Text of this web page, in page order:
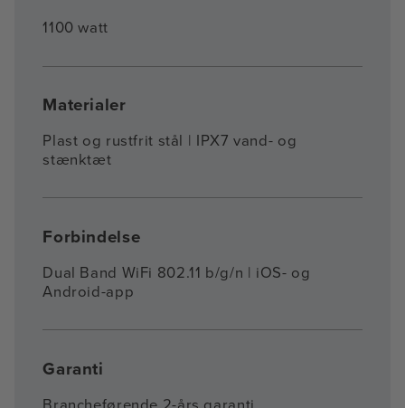
1100 watt
Materialer
Plast og rustfrit stål | IPX7 vand- og
stænktæt
Forbindelse
Dual Band WiFi 802.11 b/g/n | iOS- og
Android-app
Garanti